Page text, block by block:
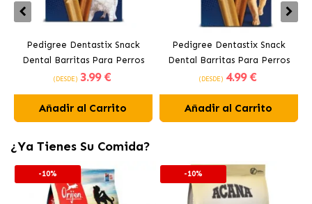
Pedigree Dentastix Snack
Dental Barritas Para Perros
Medianos 10-25 kg
(DESDE) 3.99 €
Añadir al Carrito
Pedigree Dentastix Snack
Dental Barritas Para Perros
Grandes +25 kg
(DESDE) 4.99 €
Añadir al Carrito
¿Ya Tienes Su Comida?
-10% -10%